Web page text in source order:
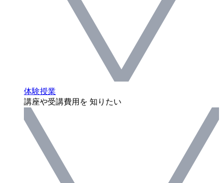
体験授業
講座や受講費用を 知りたい